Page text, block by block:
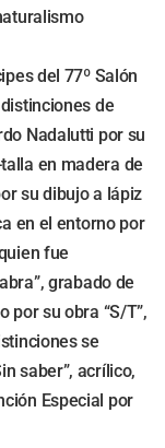
del 77º Salón
de
Nadalutti por su
en madera de
su dibujo a lápiz
en el entorno por
fue
grabado de
por su obra “S/T”,
se
saber”, acrílico,
Especial por